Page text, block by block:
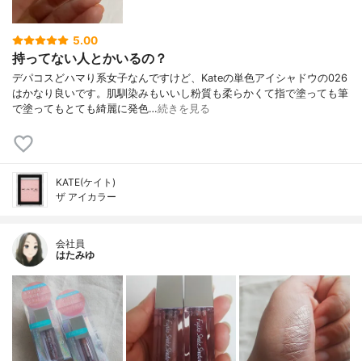
5.00
持ってない人とかいるの？
デパコスどハマり系女子なんですけど、Kateの単色アイシャドウの026
はかなり良いです。肌馴染みもいいし粉質も柔らかくて指で塗っても筆
で塗ってもとても綺麗に発色…続きを見る
KATE(ケイト)
ザ アイカラー
会社員
はたみゆ